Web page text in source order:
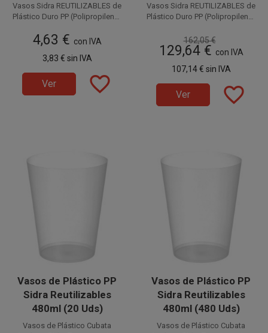
Vasos Sidra REUTILIZABLES de
Plástico Duro PP (Polipropileno)
Estos Vasos Reutilizables de
Plástico también llamados
Vasos Ecológicos son
cerveza, refrescos, vinos,
cockteles, mojitos, etc.
paquetes de 10 unidades.
4,63 € con IVA
3,83 € sin IVA
Ver favorite_border
Vasos Sidra REUTILIZABLES de
Plástico Duro PP (Polipropileno)
Estos Vasos Reutilizables de
Plástico también llamados
Vasos Ecológicos son
perfectos para combinados,
cockteles, mojitos, etc.
de 350 unidades.
162,05 €
129,64 € con IVA
107,14 € sin IVA
Ver favorite_border
Vasos de Plástico PP
Sidra Reutilizables
480ml (20 Uds)
Vasos de Plástico Cubata
Vasos de Plástico PP
Sidra Reutilizables
480ml (480 Uds)
Vasos de Plástico Cubata